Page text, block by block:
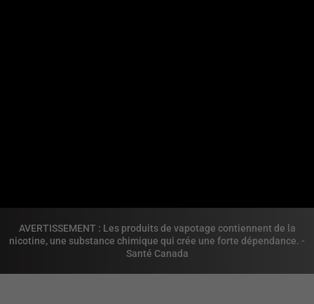
AVERTISSEMENT : Les produits de vapotage contiennent de la
nicotine, une substance chimique qui crée une forte dépendance. -
Santé Canada